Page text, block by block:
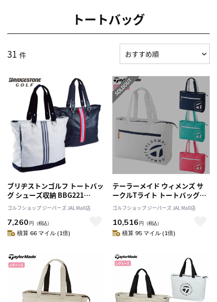
トートバッグ
31 件
ブリヂストンゴルフ トートバッ
グ シューズ収納 BBG221
BRIDGESTONE GOLF 2022年
モデル 日本正規品
ゴルフショップ ジーパーズ JAL Mall店
7,260 円 （税込）
積算 66 マイル (1倍)
テーラーメイド ウィメンズ サ
ークルTライト トートバッグ
UN114 レディース TaylorMade
2024年モデル 日本正規品
ゴルフショップ ジーパーズ JAL Mall店
10,516 円 （税込）
積算 95 マイル (1倍)